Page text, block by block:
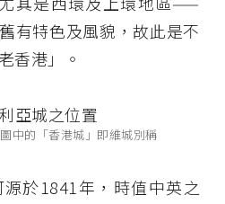
有特色及風貌，故此是不
香港」。
中的「香港城」即維城別稱
於1841年，時值中英之